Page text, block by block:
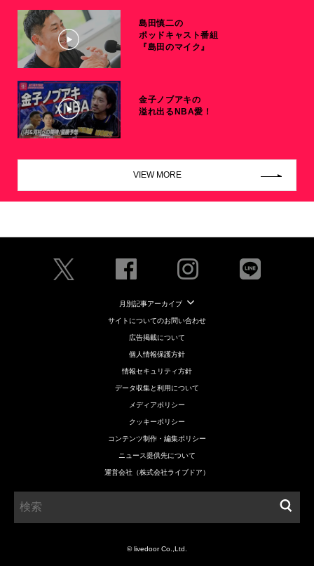
島田慎二の
ポッドキャスト番組
『島田のマイク』
金子ノブアキの
溢れ出るNBA愛！
VIEW MORE
月別記事アーカイブ
サイトについてのお問い合わせ
広告掲載について
個人情報保護方針
情報セキュリティ方針
データ収集と利用について
メディアポリシー
クッキーポリシー
コンテンツ制作・編集ポリシー
ニュース提供先について
運営会社（株式会社ライブドア）
© livedoor Co.,Ltd.